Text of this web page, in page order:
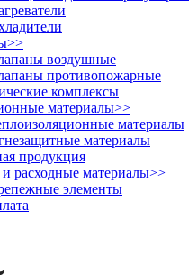
>>
воздушные
противопожарные
комплексы
материалы>>
материалы
материалы
продукция
расходные материалы>>
элементы